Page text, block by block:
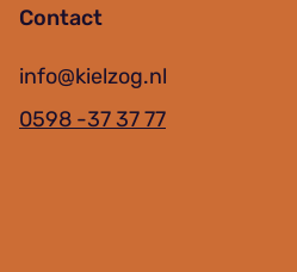
Contact
info@kielzog.nl
0598 -37 37 77